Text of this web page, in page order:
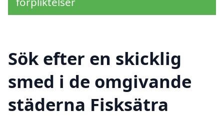
Sök efter en skicklig
smed i de omgivande
städerna Fisksätra